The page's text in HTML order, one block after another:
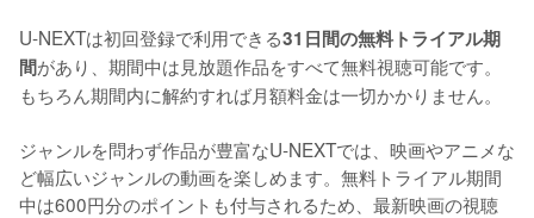
U-NEXTは初回登録で利用できる31日間の無料トライアル期
間があり、期間中は見放題作品をすべて無料視聴可能です。
もちろん期間内に解約すれば月額料金は一切かかりません。
ジャンルを問わず作品が豊富なU-NEXTでは、映画やアニメな
ど幅広いジャンルの動画を楽しめます。無料トライアル期間
中は600円分のポイントも付与されるため、最新映画の視聴